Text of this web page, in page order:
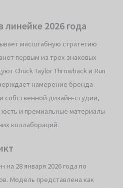
2026 года
масштабную стратегию
первым из трех знаковых
Chuck Taylor Throwback и Run
намерение бренда
собственной дизайн-студии,
и премиальные материалы
коллабораций.
28 января 2026 года по
Модель представлена как